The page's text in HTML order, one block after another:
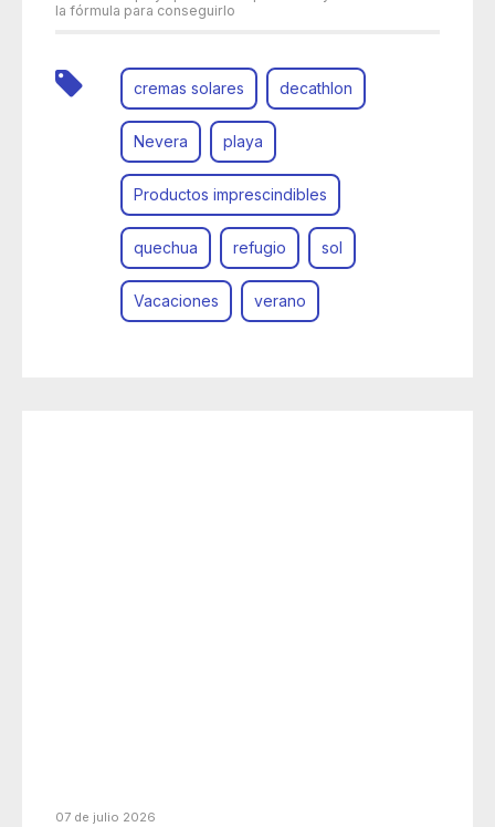
la fórmula para conseguirlo
cremas solares decathlon
Nevera playa
Productos imprescindibles
quechua refugio sol
Vacaciones verano
07 de julio 2026